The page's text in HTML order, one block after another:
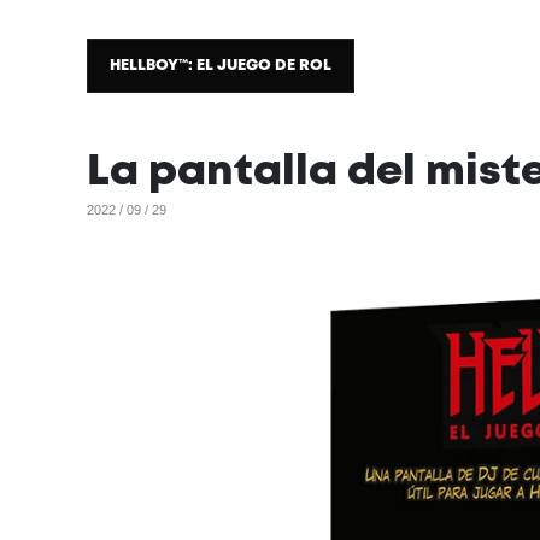
HELLBOY™: EL JUEGO DE ROL
La pantalla del
2022 / 09 / 29